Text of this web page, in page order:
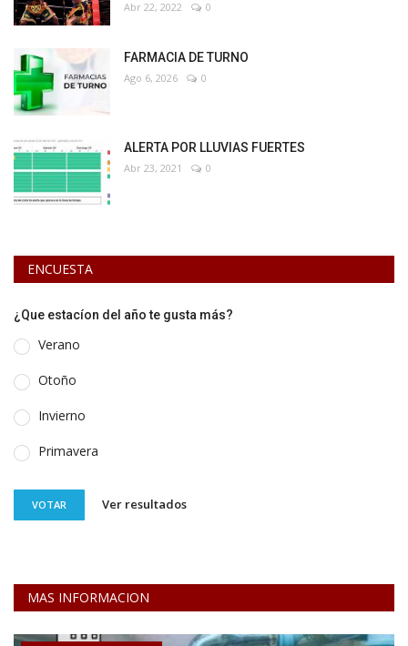
Abr 22, 2022 0
FARMACIA DE TURNO
Ago 6, 2026 0
ALERTA POR LLUVIAS FUERTES
Abr 23, 2021 0
ENCUESTA
¿Que estacíon del año te gusta más?
Verano
Otoño
Invierno
Primavera
VOTAR Ver resultados
MAS INFORMACION